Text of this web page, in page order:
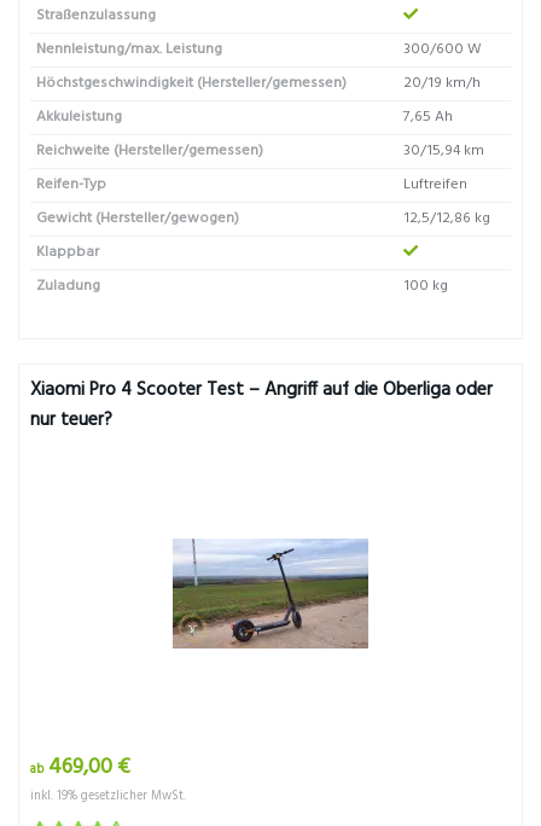
Straßenzulassung
Nennleistung/max. Leistung
300/600 W
Höchstgeschwindigkeit (Hersteller/gemessen)
20/19 km/h
Akkuleistung
7,65 Ah
Reichweite (Hersteller/gemessen)
30/15,94 km
Reifen-Typ
Luftreifen
Gewicht (Hersteller/gewogen)
12,5/12,86 kg
Klappbar
Zuladung
100 kg
Xiaomi Pro 4 Scooter Test – Angriff auf die Oberliga oder
nur teuer?
ab469,00 €
inkl. 19% gesetzlicher MwSt.